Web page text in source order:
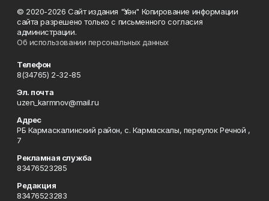
© 2020-2026 Сайт издания "Үзән" Копирование информации
сайта разрешено только с письменного согласия
администрации.
Об использовании персональных данных
Телефон
8(34765) 2-32-85
Эл. почта
uzen_karmnov@mail.ru
Адрес
РБ Кармаскалинский район, с. Кармаскалы, переулок Речной ,
7
Рекламная служба
83476523285
Редакция
83476523283